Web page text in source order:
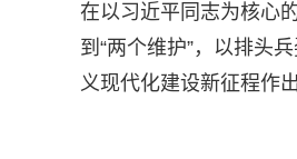
在以习近平同志为核心
到“两个维护”，以排头
义现代化建设新征程作